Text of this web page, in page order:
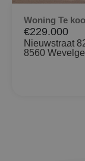
Woning Te
€229.000
Nieuwstraat
8560